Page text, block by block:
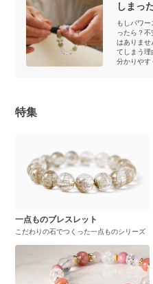
しまっ
もしパワ
ったら？
はありませ
てしまう理
分かりやす
特集
一点ものブレスレット
こだわりの石でつくった一点ものシリーズ